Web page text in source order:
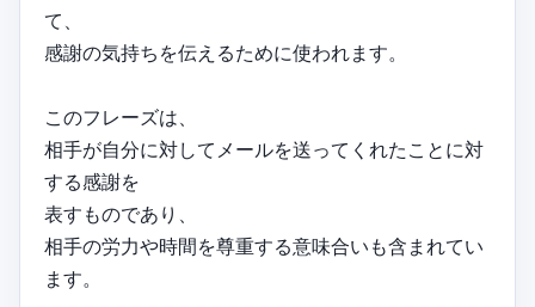
て、
感謝の気持ちを伝えるために使われます。
このフレーズは、
相手が自分に対してメールを送ってくれたことに対
する感謝を
表すものであり、
相手の労力や時間を尊重する意味合いも含まれてい
ます。